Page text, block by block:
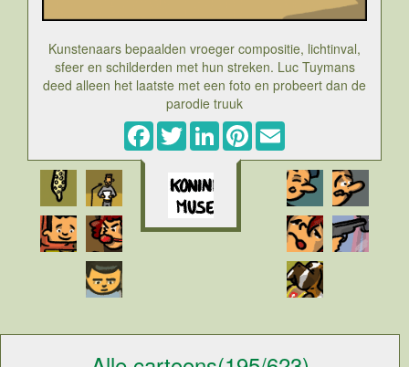
Kunstenaars bepaalden vroeger compositie, lichtinval,
sfeer en schilderden met hun streken. Luc Tuymans
deed alleen het laatste met een foto en probeert dan de
parodie truuk
Cartoon over de botsing tussen fotografe Katrijn Van
Giel en Luc Tuymans. De eerste maakte een foto van
politicus Jean-Marie DeDecker na de verkiezingen van
2010. Het duidelijk glimmend beeld van Jean-Marie is
daarin gedeeltelijk zichtbaar. Het schilderij toont exact
hetzelfde beeld van Jean-marie, de zelfde compositie
en lichtinval. Alleen is het geschilderd en geen foto.
Katrijn Van Giel diende een aanklacht in wegens
plagiaat, en de rechter volgde haar daarin. De
verdediging van Luc Tuymans was gebaseerd op het
iets parodieert en er zijn belangrijke verschillen, is het
Facebook
TwitterLinkedInPinterest